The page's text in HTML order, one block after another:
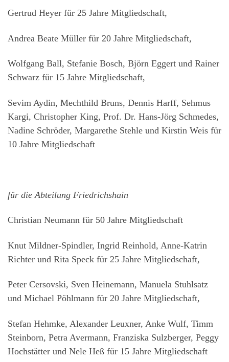
Gertrud Heyer für 25 Jahre Mitgliedschaft,
Andrea Beate Müller für 20 Jahre Mitgliedschaft,
Wolfgang Ball, Stefanie Bosch, Björn Eggert und Rainer
Schwarz für 15 Jahre Mitgliedschaft,
Sevim Aydin, Mechthild Bruns, Dennis Harff, Sehmus
Kargi, Christopher King, Prof. Dr. Hans-Jörg Schmedes,
Nadine Schröder, Margarethe Stehle und Kirstin Weis für
10 Jahre Mitgliedschaft
für die Abteilung Friedrichshain
Christian Neumann für 50 Jahre Mitgliedschaft
Knut Mildner-Spindler, Ingrid Reinhold, Anne-Katrin
Richter und Rita Speck für 25 Jahre Mitgliedschaft,
Peter Cersovski, Sven Heinemann, Manuela Stuhlsatz
und Michael Pöhlmann für 20 Jahre Mitgliedschaft,
Stefan Hehmke, Alexander Leuxner, Anke Wulf, Timm
Steinborn, Petra Avermann, Franziska Sulzberger, Peggy
Hochstätter und Nele Heß für 15 Jahre Mitgliedschaft